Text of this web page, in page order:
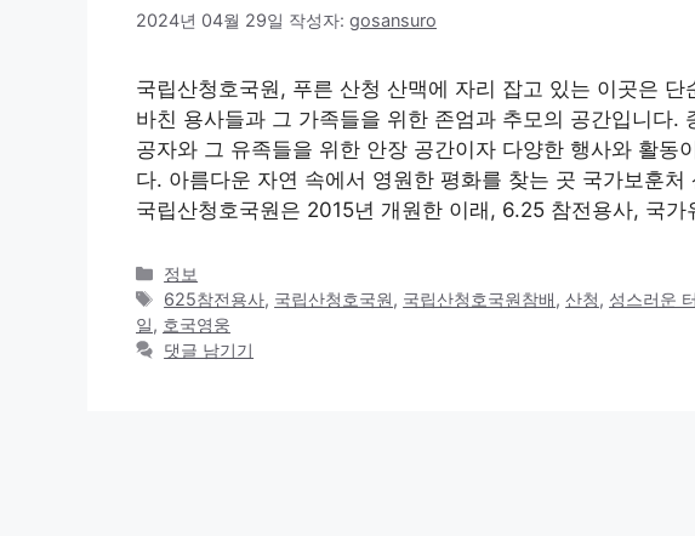
2024년 04월 29일 작성자: gosansuro
국립산청호국원, 푸른 산청 산맥에 자리 잡고 있는 이곳은
바친 용사들과 그 가족들을 위한 존엄과 추모의 공간입니다.
공자와 그 유족들을 위한 안장 공간이자 다양한 행사와 활동
다. 아름다운 자연 속에서 영원한 평화를 찾는 곳 국가보훈
국립산청호국원은 2015년 개원한 이래, 6.25 참전용사, 국
카
테
고
리
정보
태
그
625참전용사, 국립산청호국원, 국립산청호국원참배,산청, 성스러운
일, 호국영웅
댓글 남기기